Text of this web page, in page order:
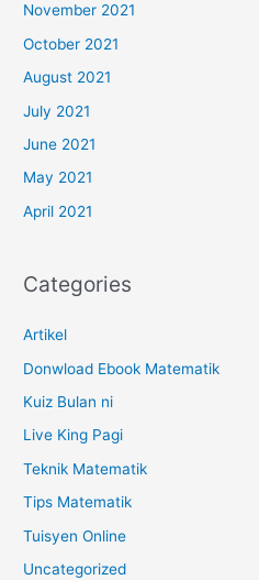
November 2021
October 2021
August 2021
July 2021
June 2021
May 2021
April 2021
Categories
Artikel
Donwload Ebook Matematik
Kuiz Bulan ni
Live King Pagi
Teknik Matematik
Tips Matematik
Tuisyen Online
Uncategorized